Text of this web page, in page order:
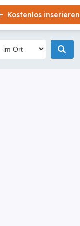
Kostenlos inserieren